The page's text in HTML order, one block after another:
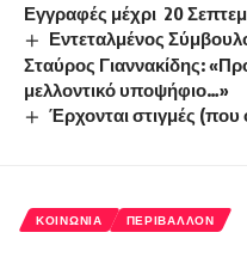
Εγγραφές μέχρι 20
Εντεταλμένος
Σταύρος Γιαννακίδης:
μελλοντικό υποψήφιο…»
Έρχονται στιγμές (που
ΚΟΙΝΩΝΊΑ ΠΕΡΙΒΆΛΛΟΝ